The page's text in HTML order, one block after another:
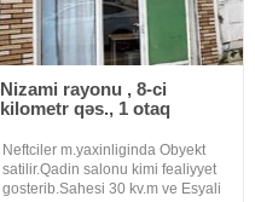
Nizami rayonu , 8-ci
kilometr qəs., 1 otaq
Neftciler m.yaxinliginda Obyekt
satilir.Qadin salonu kimi fealiyyet
gosterib.Sahesi 30 kv.m ve Esyali